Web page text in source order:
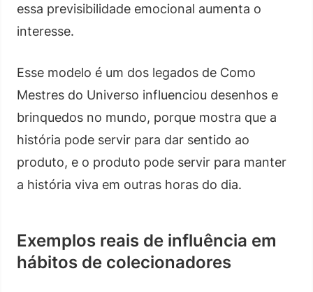
essa previsibilidade emocional aumenta o
interesse.
Esse modelo é um dos legados de Como
Mestres do Universo influenciou desenhos e
brinquedos no mundo, porque mostra que a
história pode servir para dar sentido ao
produto, e o produto pode servir para manter
a história viva em outras horas do dia.
Exemplos reais de influência em
hábitos de colecionadores